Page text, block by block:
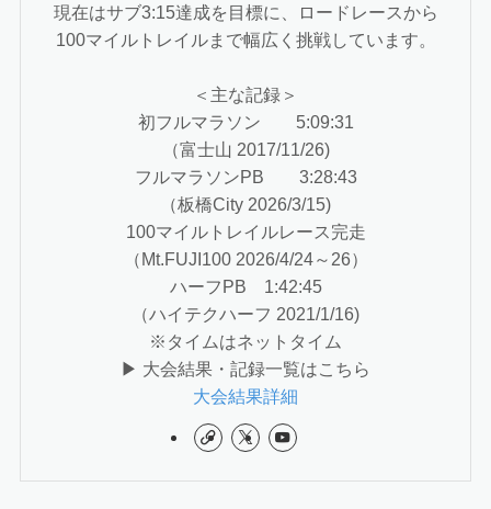
現在はサブ3:15達成を目標に、ロードレースから
100マイルトレイルまで幅広く挑戦しています。
＜主な記録＞
初フルマラソン 5:09:31
（富士山 2017/11/26)
フルマラソンPB 3:28:43
（板橋City 2026/3/15)
100マイルトレイルレース完走
（Mt.FUJI100 2026/4/24～26）
ハーフPB 1:42:45
（ハイテクハーフ 2021/1/16)
※タイムはネットタイム
▶ 大会結果・記録一覧はこちら
大会結果詳細